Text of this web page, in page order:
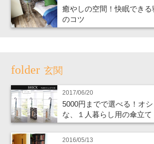
癒やしの空間！快眠でき
のコツ
玄関
2017/06/20
5000円までで選べる！オ
な、１人暮らし用の傘立て
2016/05/13